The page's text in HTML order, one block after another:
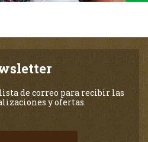
de correo para recibir las
y ofertas.